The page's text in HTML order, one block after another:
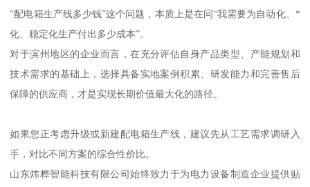
“配电箱生产线多少钱”这个问题，本质上是在问“我需要为自动化、*
化、稳定化生产付出多少成本”。
对于滨州地区的企业而言，在充分评估自身产品类型、产能规划和
技术需求的基础上，选择具备实地案例积累、研发能力和完善售后
保障的供应商，才是实现长期价值最大化的路径。
如果您正考虑升级或新建配电箱生产线，建议先从工艺需求调研入
手，对比不同方案的综合性价比。
山东炜桦智能科技有限公司始终致力于为电力设备制造企业提供贴